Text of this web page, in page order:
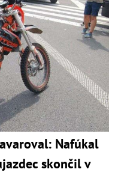
Nafúkal
skončil v